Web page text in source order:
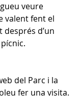
veure
valent fent el
d’un
del Parc i la
fer una visita.